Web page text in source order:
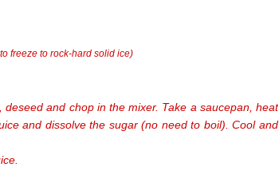
freeze to rock-hard solid ice)
and chop in the mixer. Take a saucepan, heat
and dissolve the sugar (no need to boil). Cool and